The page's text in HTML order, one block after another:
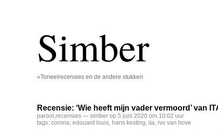
Simber
»Toneelrecensies en de andere stukken
Recensie: ‘Wie heeft mijn vader vermoord’ van
parool ,recensies — simber op 5 juni 2020 om 10:02 uur
tags: corona, edouard louis, hans kesting, ita, ivo van hove